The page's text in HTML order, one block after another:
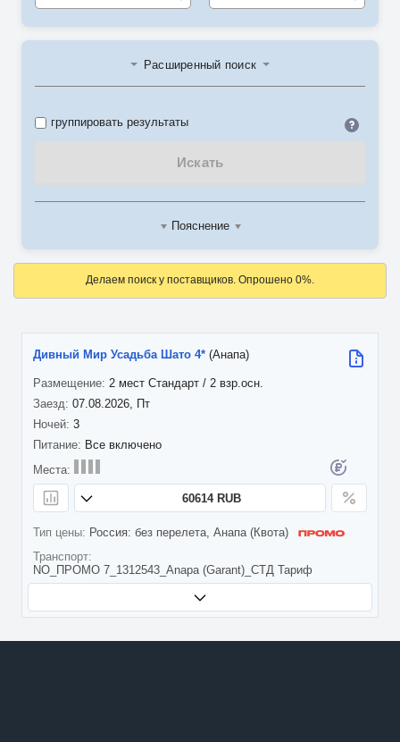
Расширенный поиск
Искать
группировать результаты
Пояснение
Делаем поиск у поставщиков. Опрошено 0%.
07.08.2026, Пт
3
Дивный Мир Усадьба Шато 4* (Анапа)
2 мест Стандарт / 2 взр.осн.
Все включено
60614 RUB
Россия: без перелета, Анапа (Квота)
NO_ПРОМО 7_1312543_Anapa (Garant)_СТД Тариф